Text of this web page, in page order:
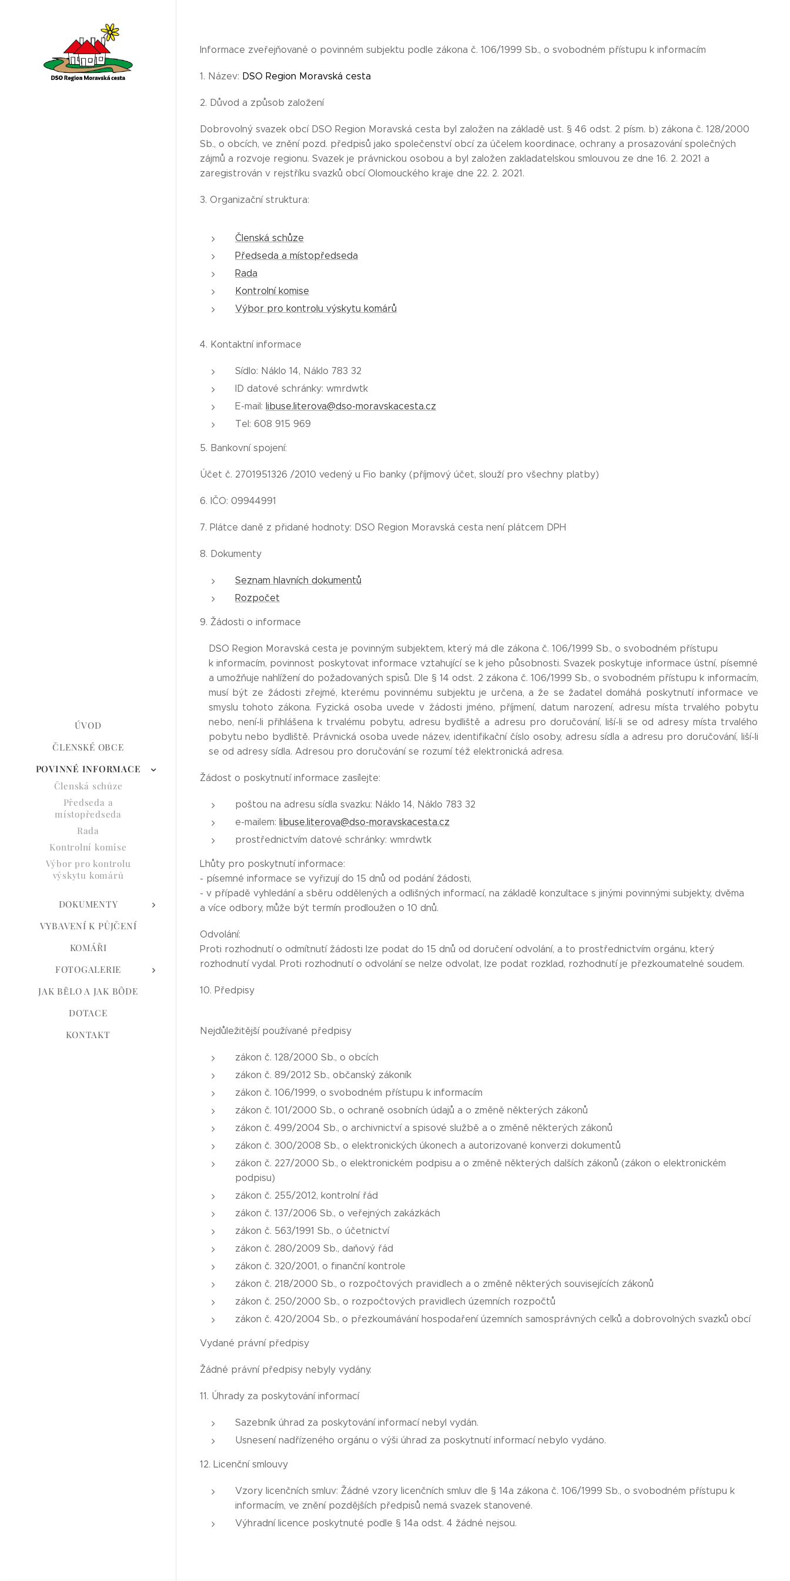
ÚVOD
ČLENSKÉ OBCE
POVINNÉ INFORMACE
Členská schůze
Předseda a
místopředseda
Rada
Kontrolní komise
Výbor pro kontrolu
výskytu komárů
DOKUMENTY
VYBAVENÍ K PŮJČENÍ
KOMÁŘI
FOTOGALERIE
JAK BȆLO A JAK BÔDE
DOTACE
KONTAKT
Informace zveřejňované o povinném subjektu podle zákona č. 106/1999 Sb., o svobodném přístupu k informacím
1. Název: DSO Region Moravská cesta
2. Důvod a způsob založení
Dobrovolný svazek obcí DSO Region Moravská cesta byl založen na základě ust. § 46 odst. 2 písm. b) zákona č. 128/2000
Sb., o obcích, ve znění pozd. předpisů jako společenství obcí za účelem koordinace, ochrany a prosazování společných
zájmů a rozvoje regionu. Svazek je právnickou osobou a byl založen zakladatelskou smlouvou ze dne 16. 2. 2021 a
zaregistrován v rejstříku svazků obcí Olomouckého kraje dne 22. 2. 2021.
3. Organizační struktura:
Členská schůze
Předseda a místopředseda
Rada
Kontrolní komise
Výbor pro kontrolu výskytu komárů
4. Kontaktní informace
Sídlo: Náklo 14, Náklo 783 32
ID datové schránky: wmrdwtk
E-mail: libuse.literova@dso-moravskacesta.cz
Tel: 608 915 969
5. Bankovní spojení:
Účet č. 2701951326 /2010 vedený u Fio banky (příjmový účet, slouží pro všechny platby)
6. IČO: 09944991
7. Plátce daně z přidané hodnoty: DSO Region Moravská cesta není plátcem DPH
8. Dokumenty
Seznam hlavních dokumentů
Rozpočet
9. Žádosti o informace
DSO Region Moravská cesta je povinným subjektem, který má dle zákona č. 106/1999 Sb., o svobodném přístupu
k informacím, povinnost poskytovat informace vztahující se k jeho působnosti. Svazek poskytuje informace ústní, písemné
a umožňuje nahlížení do požadovaných spisů. Dle § 14 odst. 2 zákona č. 106/1999 Sb., o svobodném přístupu k informacím,
musí být ze žádosti zřejmé, kterému povinnému subjektu je určena, a že se žadatel domáhá poskytnutí informace ve
smyslu tohoto zákona. Fyzická osoba uvede v žádosti jméno, příjmení, datum narození, adresu místa trvalého pobytu
nebo, není-li přihlášena k trvalému pobytu, adresu bydliště a adresu pro doručování, liší-li se od adresy místa trvalého
pobytu nebo bydliště. Právnická osoba uvede název, identifikační číslo osoby, adresu sídla a adresu pro doručování, liší-li
se od adresy sídla. Adresou pro doručování se rozumí též elektronická adresa.
Žádost o poskytnutí informace zasílejte:
poštou na adresu sídla svazku: Náklo 14, Náklo 783 32
e-mailem: libuse.literova@dso-moravskacesta.cz
prostřednictvím datové schránky: wmrdwtk
Lhůty pro poskytnutí informace:
- písemné informace se vyřizují do 15 dnů od podání žádosti,
- v případě vyhledání a sběru oddělených a odlišných informací, na základě konzultace s jinými povinnými subjekty, dvěma
a více odbory, může být termín prodloužen o 10 dnů.
Odvolání:
Proti rozhodnutí o odmítnutí žádosti lze podat do 15 dnů od doručení odvolání, a to prostřednictvím orgánu, který
rozhodnutí vydal. Proti rozhodnutí o odvolání se nelze odvolat, lze podat rozklad, rozhodnutí je přezkoumatelné soudem.
10. Předpisy
Nejdůležitější používané předpisy
zákon č. 128/2000 Sb., o obcích
zákon č. 89/2012 Sb., občanský zákoník
zákon č. 106/1999, o svobodném přístupu k informacím
zákon č. 101/2000 Sb., o ochraně osobních údajů a o změně některých zákonů
zákon č. 499/2004 Sb., o archivnictví a spisové službě a o změně některých zákonů
zákon č. 300/2008 Sb., o elektronických úkonech a autorizované konverzi dokumentů
zákon č. 227/2000 Sb., o elektronickém podpisu a o změně některých dalších zákonů (zákon o elektronickém
podpisu)
zákon č. 255/2012, kontrolní řád
zákon č. 137/2006 Sb., o veřejných zakázkách
zákon č. 563/1991 Sb., o účetnictví
zákon č. 280/2009 Sb., daňový řád
zákon č. 320/2001, o finanční kontrole
zákon č. 218/2000 Sb., o rozpočtových pravidlech a o změně některých souvisejících zákonů
zákon č. 250/2000 Sb., o rozpočtových pravidlech územních rozpočtů
zákon č. 420/2004 Sb., o přezkoumávání hospodaření územních samosprávných celků a dobrovolných svazků obcí
Vydané právní předpisy
Žádné právní předpisy nebyly vydány.
11. Úhrady za poskytování informací
Sazebník úhrad za poskytování informací nebyl vydán.
Usnesení nadřízeného orgánu o výši úhrad za poskytnutí informací nebylo vydáno.
12. Licenční smlouvy
Vzory licenčních smluv: Žádné vzory licenčních smluv dle § 14a zákona č. 106/1999 Sb., o svobodném přístupu k
informacím, ve znění pozdějších předpisů nemá svazek stanovené.
Výhradní licence poskytnuté podle § 14a odst. 4 žádné nejsou.